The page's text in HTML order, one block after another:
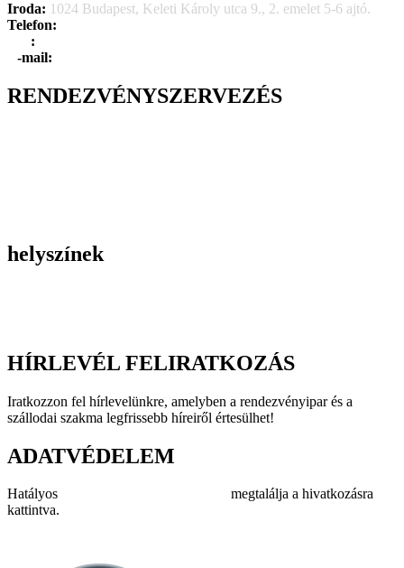
Iroda: 1024 Budapest, Keleti Károly utca 9., 2. emelet 5-6 ajtó.
Telefon:
:
-mail:
RENDEZVÉNYSZERVEZÉS
helyszínek
HÍRLEVÉL FELIRATKOZÁS
Iratkozzon fel hírlevelünkre, amelyben a rendezvényipar és a
szállodai szakma legfrissebb híreiről értesülhet!
ADATVÉDELEM
Hatályos
megtalálja a hivatkozásra
kattintva.